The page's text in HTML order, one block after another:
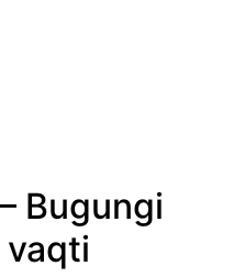
Bugungi
vaqti